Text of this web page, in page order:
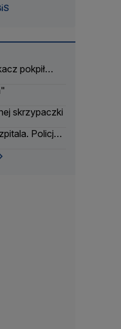
pokpił
skrzypaczki
Policja